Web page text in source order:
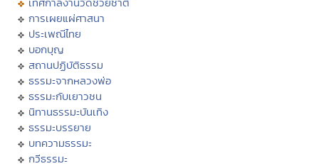
การเผยแผ่ศาสนา
ประเพณีไทย
บอกบุญ
สถานปฏิบัติธรรม
ธรรมะจากหลวงพ่อ
ธรรมะกับเยาวชน
นิทานธรรมะบันเทิง
ธรรมะบรรยาย
บทความธรรมะ
กวีธรรมะ